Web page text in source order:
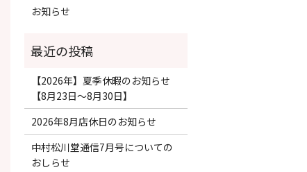
お知らせ
【2026年】夏季休暇のお知らせ
【8月23日〜8月30日】
2026年8月店休日のお知らせ
中村松川堂通信7月号についての
おしらせ